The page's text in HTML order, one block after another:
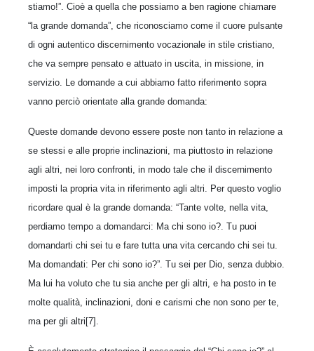
stiamo!”. Cioè a quella che possiamo a ben ragione chiamare
“la grande domanda”, che riconosciamo come il cuore pulsante
di ogni autentico discernimento vocazionale in stile cristiano,
che va sempre pensato e attuato in uscita, in missione, in
servizio. Le domande a cui abbiamo fatto riferimento sopra
vanno perciò orientate alla grande domanda:
Queste domande devono essere poste non tanto in relazione a
se stessi e alle proprie inclinazioni, ma piuttosto in relazione
agli altri, nei loro confronti, in modo tale che il discernimento
imposti la propria vita in riferimento agli altri. Per questo voglio
ricordare qual è la grande domanda: “Tante volte, nella vita,
perdiamo tempo a domandarci: Ma chi sono io?. Tu puoi
domandarti chi sei tu e fare tutta una vita cercando chi sei tu.
Ma domandati: Per chi sono io?”. Tu sei per Dio, senza dubbio.
Ma lui ha voluto che tu sia anche per gli altri, e ha posto in te
molte qualità, inclinazioni, doni e carismi che non sono per te,
ma per gli altri[7].